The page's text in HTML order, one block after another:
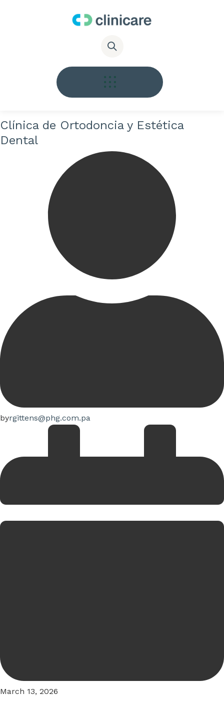
Clínica de Ortodoncia y Estética
Dental
byrgittens@phg.com.pa
March 13, 2026